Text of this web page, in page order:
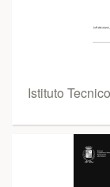
Istituto